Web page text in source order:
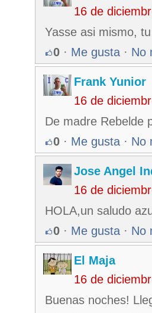
16 de
Yasse asi mismo,
0 · Me gusta · No
Frank Yunior
16 de
De madre Rebelde
0 · Me gusta · No
Jose Angel
16 de
HOLA,un saludo
0 · Me gusta · No
El Maja
16 de
Buenas noches!